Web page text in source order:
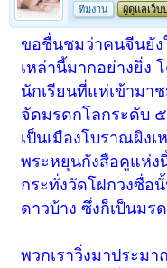
ทีมงาน
ผู้ดูแลเว็บ
ขอชื่นชมว่าคนจีนยั
เหล่านี้มากอย่างยิ่ง
นักเรียนที่แห่เข้ามา
จัดมรดกโลกระดับ ๕
เป็นเมืองโบราณผิง
พระหยุนกังสือคูแห่ง
กระทั่งวัดโฝกวงซื่อ
ดาวบ้าง ซึ่งก็เป็นม
พวกเราวิ่งมาประม